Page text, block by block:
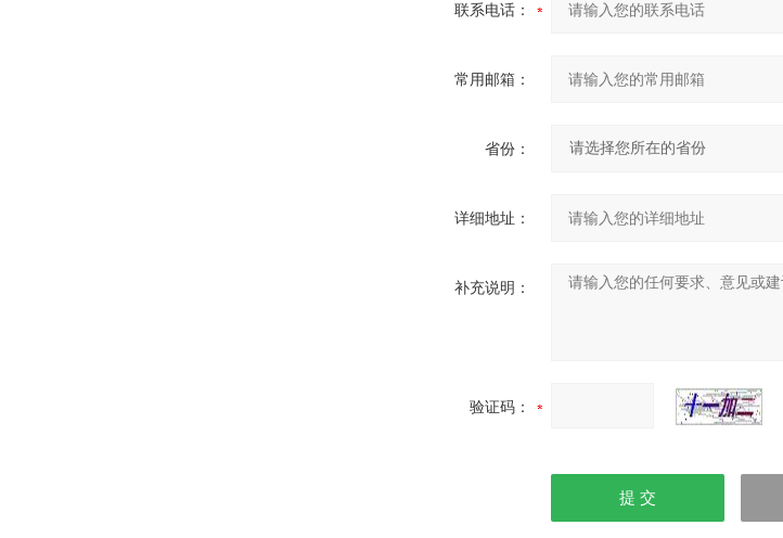
联系电话：
常用邮箱：
省份：
详细地址：
补充说明：
验证码：